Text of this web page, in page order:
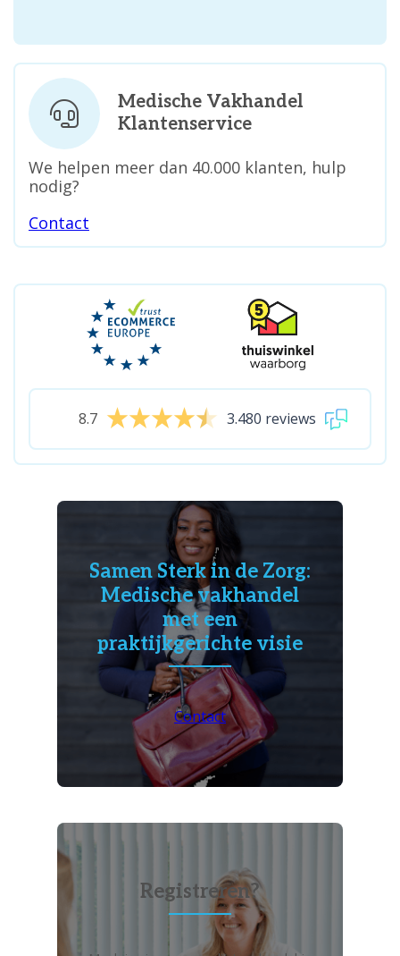
Medische Vakhandel
Klantenservice
We helpen meer dan 40.000 klanten, hulp
nodig?
Contact
8.7 3.480 reviews
Samen Sterk in de Zorg:
Medische vakhandel
met een
praktijkgerichte visie
Contact
Registreren?